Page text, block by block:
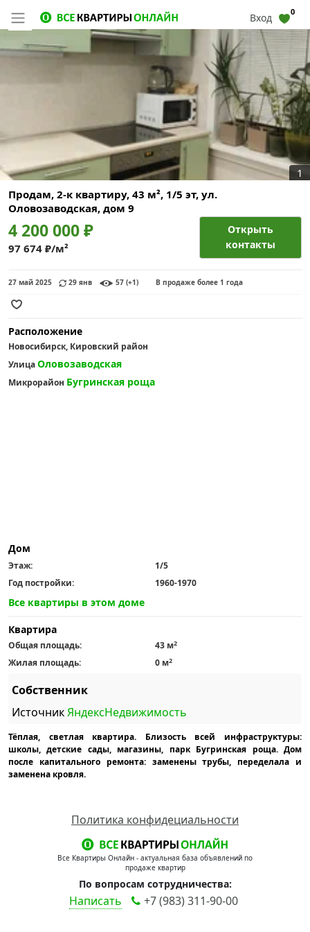
Вход 0
1
Продам, 2-к квартиру, 43 м², 1/5 эт, ул.
Оловозаводская, дом 9
4 200 000 ₽
97 674 ₽/м²
Открыть
контакты
27 май 2025 29 янв 57 (+1) В продаже более 1 года
Расположение
Новосибирск, Кировский район
УлицаОловозаводская
Микрорайон Бугринская роща
Дом
Этаж:
1/5
Год постройки:
1960-1970
Все квартиры в этом доме
Квартира
Общая площадь: 43 м2
Жилая площадь: 0 м2
Собственник
ИсточникЯндексНедвижимость
Тёплая, светлая квартира. Близость всей инфраструктуры:
школы, детские сады, магазины, парк Бугринская роща. Дом
после капитального ремонта: заменены трубы, переделала и
заменена кровля.
Политика конфидециальности
Все Квартиры Онлайн - актуальная база объявлений по
продаже квартир
По вопросам сотрудничества:
Написать +7 (983) 311-90-00